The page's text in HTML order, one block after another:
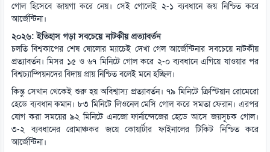
গোল হিসেবে জায়গা করে নেয়। সেই গোলেই ২-১ ব্যবধানে জয় নিশ্চিত করে
আর্জেন্টিনা।
২০২৬: ইতিহাস গড়া সবচেয়ে নাটকীয় প্রত্যাবর্তন
চলতি বিশ্বকাপের শেষ ষোলোর ম্যাচেই দেখা গেল আর্জেন্টিনার সবচেয়ে নাটকীয়
প্রত্যাবর্তন। মিসর ১৫ ও ৬৭ মিনিটে গোল করে ২-০ ব্যবধানে এগিয়ে যাওয়ার পর
বিশ্বচ্যাম্পিয়নদের বিদায় প্রায় নিশ্চিত বলেই মনে হচ্ছিল।
কিন্তু সেখান থেকেই শুরু হয় অবিশ্বাস্য প্রত্যাবর্তন। ৭৯ মিনিটে ক্রিস্টিয়ান রোমেরো
হেডে ব্যবধান কমান। ৮৩ মিনিটে লিওনেল মেসি গোল করে সমতা ফেরান। এরপর
যোগ করা সময়ের ৯২ মিনিটে এনজো ফার্নান্দেজের হেডে আসে জয়সূচক গোল।
৩-২ ব্যবধানের রোমাঞ্চকর জয়ে কোয়ার্টার ফাইনালের টিকিট নিশ্চিত করে
আর্জেন্টিনা।